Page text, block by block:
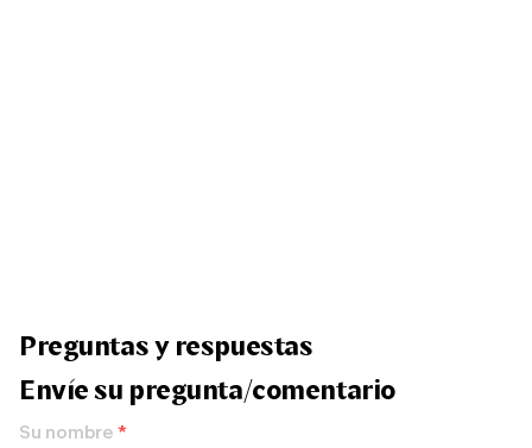
Preguntas y respuestas
Envíe su pregunta/comentario
Su nombre *